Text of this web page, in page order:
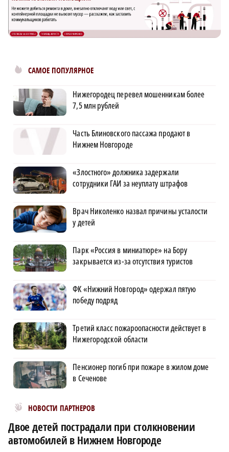
САМОЕ ПОПУЛЯРНОЕ
Нижегородец перевел мошенникам более
7,5 млн рублей
Часть Блиновского пассажа продают в
Нижнем Новгороде
«Злостного» должника задержали
сотрудники ГАИ за неуплату штрафов
Врач Николенко назвал причины усталости
у детей
Парк «Россия в миниатюре» на Бору
закрывается из-за отсутствия туристов
ФК «Нижний Новгород» одержал пятую
победу подряд
Третий класс пожароопасности действует в
Нижегородской области
Пенсионер погиб при пожаре в жилом доме
в Сеченове
НОВОСТИ ПАРТНЕРОВ
Новости МирТесен
Двое детей пострадали при столкновении
автомобилей в Нижнем Новгороде